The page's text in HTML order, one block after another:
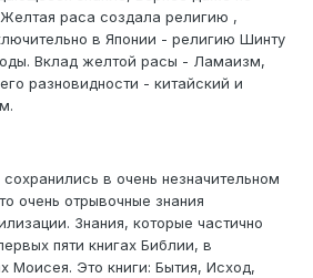
Желтая раса создала религию ,
в Японии - религию Шинту
Вклад желтой расы - Ламаизм,
разновидности - китайский и
в очень незначительном
очень отрывочные знания
Знания, которые частично
пяти книгах Библии, в
Моисея. Это книги: Бытия, Исход,